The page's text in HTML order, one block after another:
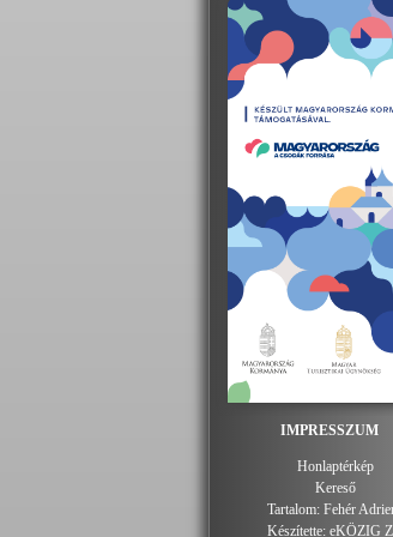
IMPRESSZUM
Honlaptérkép
Kereső
Tartalom: Fehér
Készítette: eKÖZIG